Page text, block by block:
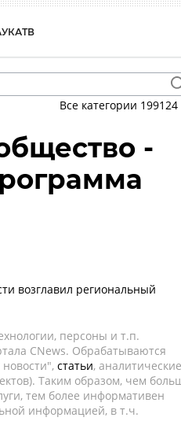
ТВ
Все категории 199124
-
возглавил региональный
персоны и т.п.
CNews. Обрабатываются
статьи, аналитические
Таким образом, чем
тем более информативен
информацией, в т.ч.